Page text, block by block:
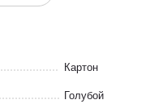
Картон
Голубой